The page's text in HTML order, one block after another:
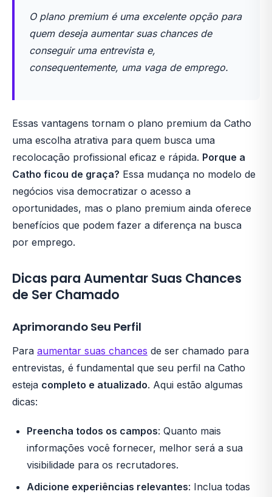
O plano premium é uma excelente opção para
quem deseja aumentar suas chances de
conseguir uma entrevista e,
consequentemente, uma vaga de emprego.
Essas vantagens tornam o plano premium da Catho
uma escolha atrativa para quem busca uma
recolocação profissional eficaz e rápida. Porque a
Catho ficou de graça? Essa mudança no modelo de
negócios visa democratizar o acesso a
oportunidades, mas o plano premium ainda oferece
benefícios que podem fazer a diferença na busca
por emprego.
Dicas para Aumentar Suas Chances
de Ser Chamado
Aprimorando Seu Perfil
Para aumentar suas chances de ser chamado para
entrevistas, é fundamental que seu perfil na Catho
esteja completo e atualizado. Aqui estão algumas
dicas:
Preencha todos os campos: Quanto mais
informações você fornecer, melhor será a sua
visibilidade para os recrutadores.
Adicione experiências relevantes: Inclua todas